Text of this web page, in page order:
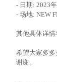
- 日期: 2023
- 场地: NEW
其他具体详情
希望大家多多
谢谢。